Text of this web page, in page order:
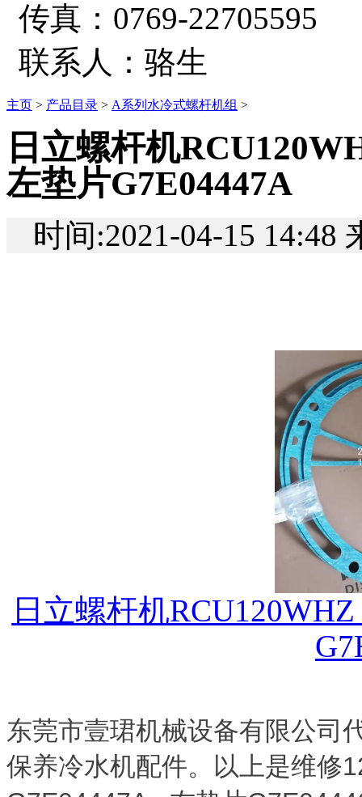
传真：0769-22705595
联系人：骆生
主页 > 产品目录 > A系列水冷式螺杆机组 >
日立螺杆机
左垫片G7E04447A
时间:2021-04-15 14:48
日立螺杆机
东莞市壹珺机械设备有限公司
保养冷水机配件。以上是维修